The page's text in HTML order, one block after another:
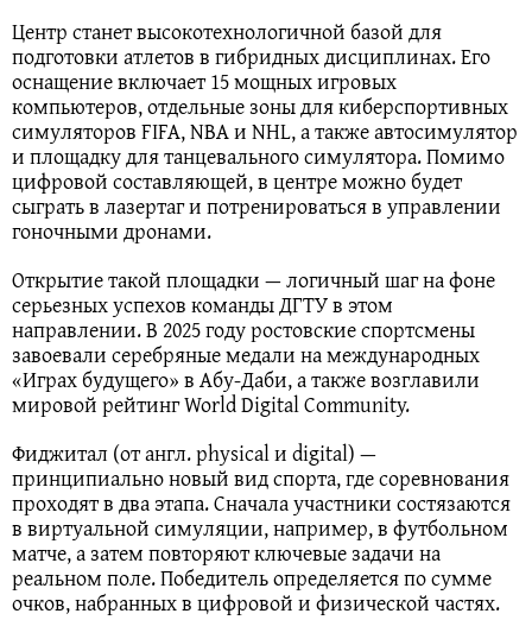
Центр станет высокотехнологичной базой для
подготовки атлетов в гибридных дисциплинах. Его
оснащение включает 15 мощных игровых
компьютеров, отдельные зоны для киберспортивных
симуляторов FIFA, NBA и NHL, а также автосимулятор
и площадку для танцевального симулятора. Помимо
цифровой составляющей, в центре можно будет
сыграть в лазертаг и потренироваться в управлении
гоночными дронами.
Открытие такой площадки — логичный шаг на фоне
серьезных успехов команды ДГТУ в этом
направлении. В 2025 году ростовские спортсмены
завоевали серебряные медали на международных
«Играх будущего» в Абу-Даби, а также возглавили
мировой рейтинг World Digital Community.
Фиджитал (от англ. physical и digital) —
принципиально новый вид спорта, где соревнования
проходят в два этапа. Сначала участники состязаются
в виртуальной симуляции, например, в футбольном
матче, а затем повторяют ключевые задачи на
реальном поле. Победитель определяется по сумме
очков, набранных в цифровой и физической частях.